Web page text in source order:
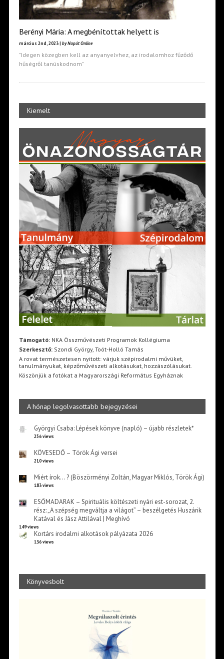
Berényi Mária: A megbénítottak helyett is
március 2nd, 2023 | by Napút Online
"Idegen közegben kell az anyanyelvhez, az irodalomhoz fűződő
hűségről tanúskodnom"
Kiemelt
Támogató:NKA Összművészeti Programok Kollégiuma
Szerkesztő:Szondi György, Toót-Holló Tamás
A rovat természetesen nyitott: várjuk szépirodalmi művüket,
tanulmányukat, képzőművészeti alkotásukat, hozzászólásukat.
Köszönjük a fotókat a Magyarországi Református Egyháznak
A hónap legolvasottabb bejegyzései
Györgyi Csaba: Lépések könyve (napló) – újabb részletek*
256 views
KÖVESEDŐ – Török Ági versei
210 views
Miért írok… ? (Böszörményi Zoltán, Magyar Miklós, Török Ági)
183 views
ESŐMADARAK – Spirituális költészeti nyári est-sorozat, 2.
rész: „A szépség megváltja a világot” – beszélgetés Huszárik
Katával és Jász Attilával | Meghívó
149 views
Kortárs irodalmi alkotások pályázata 2026
136 views
Könyvesbolt